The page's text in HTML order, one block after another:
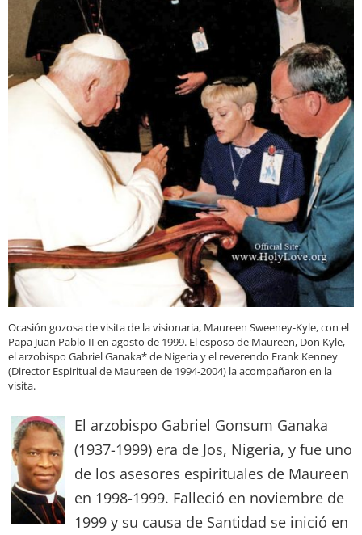
Ocasión gozosa de visita de la visionaria, Maureen Sweeney-Kyle, con el
Papa Juan Pablo II en agosto de 1999. El esposo de Maureen, Don Kyle,
el arzobispo Gabriel Ganaka* de Nigeria y el reverendo Frank Kenney
(Director Espiritual de Maureen de 1994-2004) la acompañaron en la
visita.
El arzobispo Gabriel Gonsum Ganaka
(1937-1999) era de Jos, Nigeria, y fue uno
de los asesores espirituales de Maureen
en 1998-1999. Falleció en noviembre de
1999 y su causa de Santidad se inició en